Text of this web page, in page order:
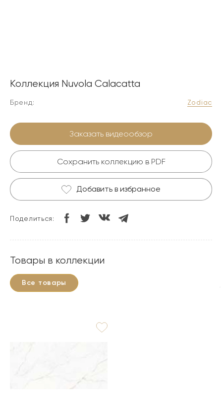
Коллекция Nuvola Calacatta
Бренд: Zodiac
Заказать видеообзор
Сохранить коллекцию в PDF
Добавить в избранное
Поделиться:
Товары в коллекции
Все товары